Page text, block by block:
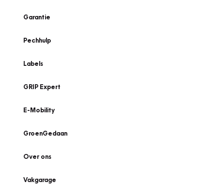
Garantie
Pechhulp
Labels
GRIP Expert
E-Mobility
GroenGedaan
Over ons
Vakgarage